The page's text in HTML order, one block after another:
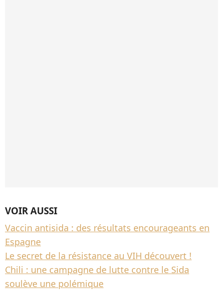
VOIR AUSSI
Vaccin antisida : des résultats encourageants en
Espagne
Le secret de la résistance au VIH découvert !
Chili : une campagne de lutte contre le Sida
soulève une polémique